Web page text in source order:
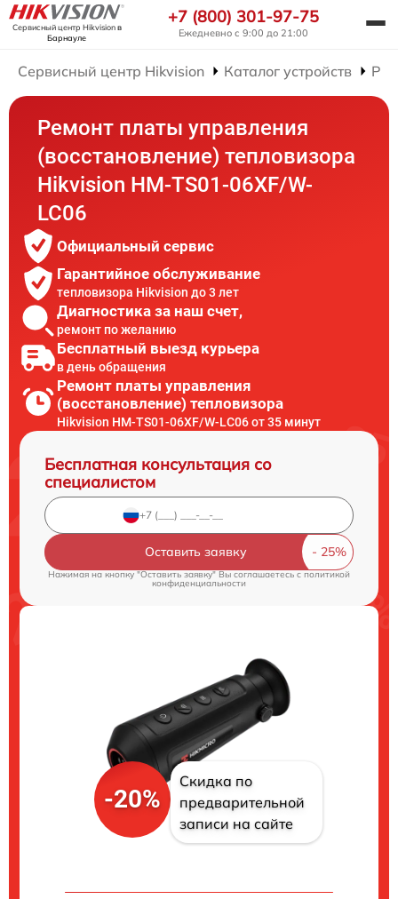
Сервисный центр Hikvisionв
Барнауле
+7 (800) 301-97-75
Ежедневно с 9:00 до 21:00
Сервисный центр Hikvision Каталог устройств
Ремонт платы управления
(восстановление) тепловизора
Hikvision HM-TS01-06XF/W-
LC06
Официальный сервис
Гарантийное обслуживание
тепловизора Hikvision до 3 лет
Диагностика за наш счет,
ремонт по желанию
Бесплатный выезд курьера
в день обращения
Ремонт платы управления
(восстановление) тепловизора
Hikvision HM-TS01-06XF/W-LC06 от 35 минут
Бесплатная консультация со
специалистом
Оставить заявку
Нажимая на кнопку "Оставить заявку" Вы соглашаетесь cполитикой
конфиденциальности
-20%
Скидка по
предварительной
записи на сайте